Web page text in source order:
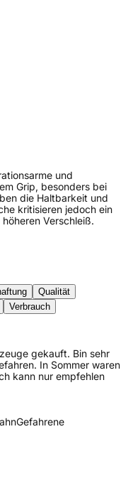
und
Grip, besonders bei
die Haltbarkeit und
kritisieren jedoch ein
Verschleiß.
Qualität
Verbrauch
gekauft. Bin sehr
In Sommer waren
kann nur empfehlen
Gefahrene